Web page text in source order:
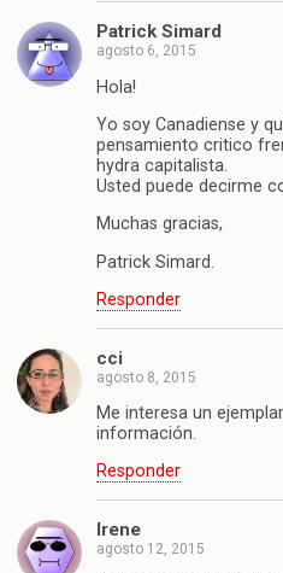
Patrick Simard
agosto 6, 2015
Hola!
Yo soy Canadiense y
pensamiento critico
hydra capitalista.
Usted puede decirme
Muchas gracias,
Patrick Simard.
Responder
cci
agosto 8, 2015
Me interesa un
información.
Responder
Irene
agosto 12, 2015